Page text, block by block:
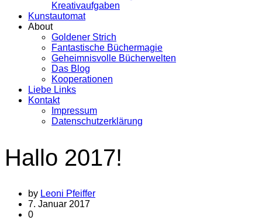
Kreativaufgaben
Kunstautomat
About
Goldener Strich
Fantastische Büchermagie
Geheimnisvolle Bücherwelten
Das Blog
Kooperationen
Liebe Links
Kontakt
Impressum
Datenschutzerklärung
Hallo 2017!
by Leoni Pfeiffer
7. Januar 2017
0